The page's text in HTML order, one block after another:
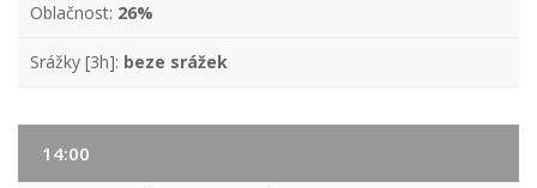
Oblačnost: 26%
Srážky [3h]: beze srážek
14:00